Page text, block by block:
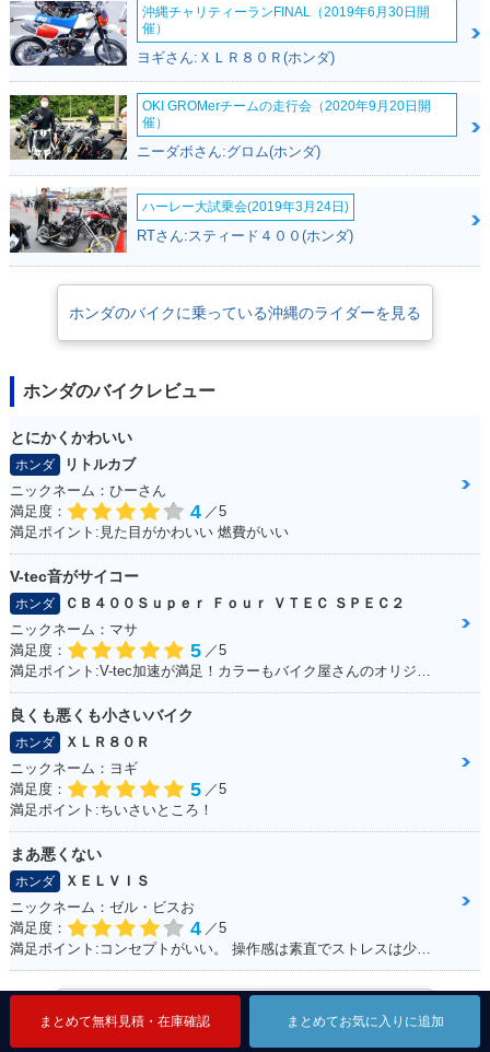
まとめて無料見積・在庫確認 まとめてお気に入りに追加
まとめて無料見積・在庫確認 まとめてお気に入りに追加
まとめて無料見積・在庫確認 まとめてお気に入りに追加
沖縄チャリティーランFINAL（2019年6月30日開
催）
ヨギさん:ＸＬＲ８０Ｒ(ホンダ)
OKI GROMerチームの走行会（2020年9月20日開
催）
ニーダボさん:グロム(ホンダ)
ハーレー大試乗会(2019年3月24日)
RTさん:スティード４００(ホンダ)
ホンダのバイクに乗っている沖縄のライダーを見る
ホンダのバイクレビュー
とにかくかわいい
ホンダ
リトルカブ
ニックネーム：ひーさん
満足度：
4 ／5
満足ポイント:見た目がかわいい 燃費がいい
V-tec音がサイコー
ホンダ
ＣＢ４００Ｓｕｐｅｒ Ｆｏｕｒ ＶＴＥＣ ＳＰＥＣ２
ニックネーム：マサ
満足度：
5 ／5
良くも悪くも小さいバイク
ホンダ
ＸＬＲ８０Ｒ
ニックネーム：ヨギ
満足度：
5 ／5
満足ポイント:ちいさいところ！
まあ悪くない
ホンダ
ＸＥＬＶＩＳ
ニックネーム：ゼル・ビスお
満足度：
4 ／5
満足ポイント:コンセプトがいい。 操作感は素直でストレスは少ない。 走行に安定感があり、姿勢もいいので疲れにくい。 全体的にバランスが良く、尖っていないので落ち着いてバイクに乗る人は長く乗れると思う。
ホンダのバイクレビューを見る